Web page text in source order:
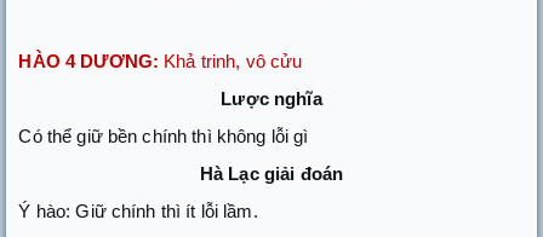
HÀO 4 DƯƠNG: Khả trinh, vô cửu
Lược nghĩa
Có thể giữ bền chính thì không lỗi gì
Hà Lạc giải đoán
Ý hào: Giữ chính thì ít lỗi lầm.